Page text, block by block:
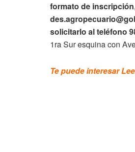
formato de inscripción
solicitarlo al teléfono
1ra Sur esquina con
Te puede interesar